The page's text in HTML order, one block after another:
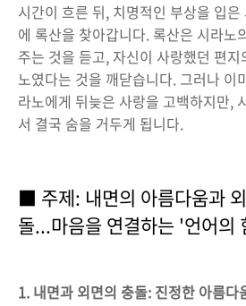
시간이 흐른 뒤, 치명적인 부상을 입
에 록산을 찾아갑니다. 록산은 시라노
주는 것을 듣고, 자신이 사랑했던 편
노였다는 것을 깨닫습니다. 그러나 이
라노에게 뒤늦은 사랑을 고백하지만,
서 결국 숨을 거두게 됩니다.
■ 주제: 내면의 아름다움과
돌...마음을 연결하는 '언어의
1. 내면과 외면의 충돌: 진정한 아름다